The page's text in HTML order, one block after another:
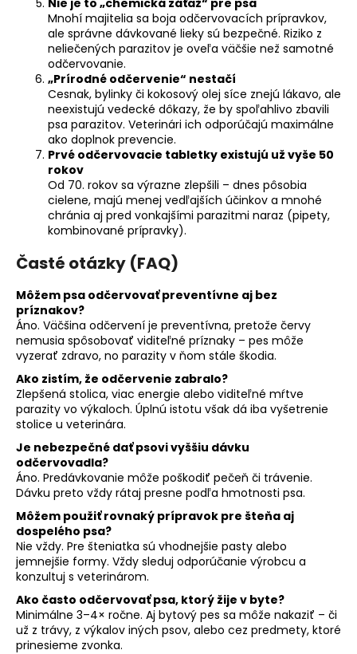
Mnohí majitelia sa boja odčervovacích prípravkov,
ale správne dávkované lieky sú bezpečné. Riziko z
neliečených parazitov je oveľa väčšie než samotné
odčervovanie.
„Prírodné odčervenie“ nestačí
Cesnak, bylinky či kokosový olej síce znejú lákavo, ale
neexistujú vedecké dôkazy, že by spoľahlivo zbavili
psa parazitov. Veterinári ich odporúčajú maximálne
ako doplnok prevencie.
Prvé odčervovacie tabletky existujú už vyše 50
rokov
Od 70. rokov sa výrazne zlepšili – dnes pôsobia
cielene, majú menej vedľajších účinkov a mnohé
chránia aj pred vonkajšími parazitmi naraz (pipety,
kombinované prípravky).
Časté otázky (FAQ)
Môžem psa odčervovať preventívne aj bez
príznakov?
Áno. Väčšina odčervení je preventívna, pretože červy
nemusia spôsobovať viditeľné príznaky – pes môže
vyzerať zdravo, no parazity v ňom stále škodia.
Ako zistím, že odčervenie zabralo?
Zlepšená stolica, viac energie alebo viditeľné mŕtve
parazity vo výkaloch. Úplnú istotu však dá iba vyšetrenie
stolice u veterinára.
Je nebezpečné dať psovi vyššiu dávku
odčervovadla?
Áno. Predávkovanie môže poškodiť pečeň či trávenie.
Dávku preto vždy rátaj presne podľa hmotnosti psa.
Môžem použiť rovnaký prípravok pre šteňa aj
dospelého psa?
Nie vždy. Pre šteniatka sú vhodnejšie pasty alebo
jemnejšie formy. Vždy sleduj odporúčanie výrobcu a
konzultuj s veterinárom.
Ako často odčervovať psa, ktorý žije v byte?
Minimálne 3–4× ročne. Aj bytový pes sa môže nakaziť – či
už z trávy, z výkalov iných psov, alebo cez predmety, ktoré
prinesieme zvonka.